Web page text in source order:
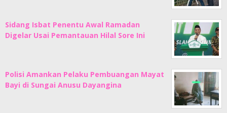
Sidang Isbat Penentu Awal Ramadan
Digelar Usai Pemantauan Hilal Sore Ini
Polisi Amankan Pelaku Pembuangan Mayat
Bayi di Sungai Anusu Dayangina